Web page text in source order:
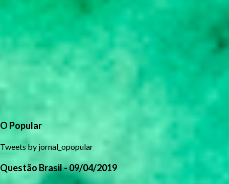
O Popular
Tweets by jornal_opopular
Questão Brasil - 09/04/2019